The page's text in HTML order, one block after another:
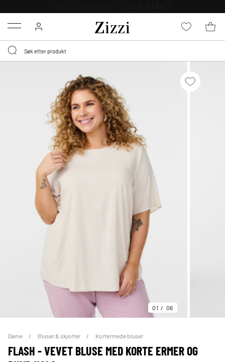
Menu
01 06
Dame Bluser & skjorter Kortermede bluser
FLASH - VEVET BLUSE MED KORTE ERMER OG